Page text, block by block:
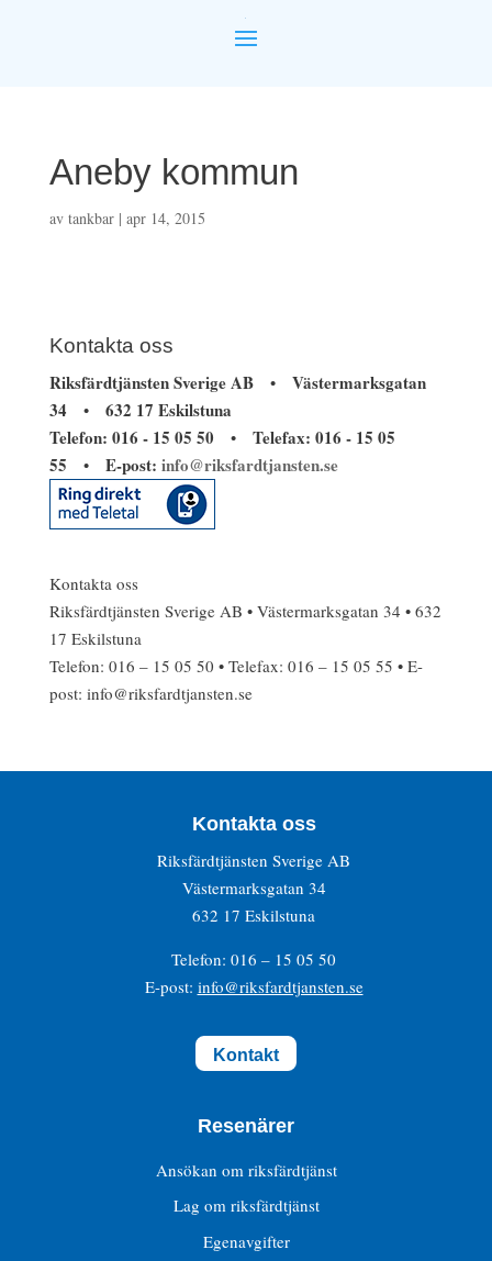
Aneby kommun
av tankbar| apr 14, 2015
Kontakta oss
Riksfärdtjänsten Sverige AB• Västermarksgatan
34 • 632 17 Eskilstuna
Telefon: 016 - 15 05 50 • Telefax: 016 - 15 05
55 • E-post: info@riksfardtjansten.se
Kontakta oss
Riksfärdtjänsten Sverige AB • Västermarksgatan 34 • 632
17 Eskilstuna
Telefon: 016 – 15 05 50 • Telefax: 016 – 15 05 55 • E-
post: info@riksfardtjansten.se
Kontakta oss
Riksfärdtjänsten Sverige AB
Västermarksgatan 34
632 17 Eskilstuna
Telefon: 016 – 15 05 50
E-post: info@riksfardtjansten.se
Kontakt
Resenärer
Ansökan om riksfärdtjänst
Lag om riksfärdtjänst
Egenavgifter